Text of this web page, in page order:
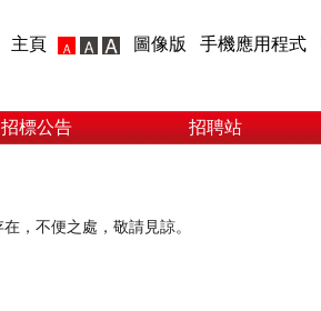
主頁 圖像版 手機應用程式
招標公告 招聘站